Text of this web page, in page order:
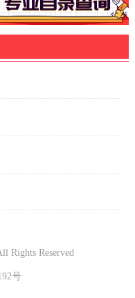
Rights Reserved
号